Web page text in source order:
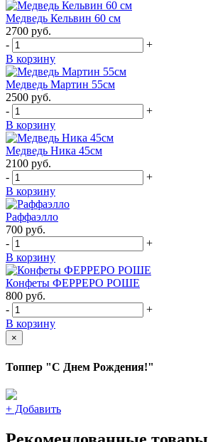
Медведь Кельвин 60 см
2700 руб.
-
+
В корзину
Медведь Мартин 55см
2500 руб.
-
+
В корзину
Медведь Ника 45см
2100 руб.
-
+
В корзину
Раффаэлло
700 руб.
-
+
В корзину
Конфеты ФЕРРЕРО РОШЕ
800 руб.
-
+
В корзину
×
Топпер "С Днем Рождения!"
+ Добавить